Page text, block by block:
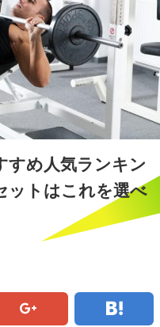
ットはこれを選べ